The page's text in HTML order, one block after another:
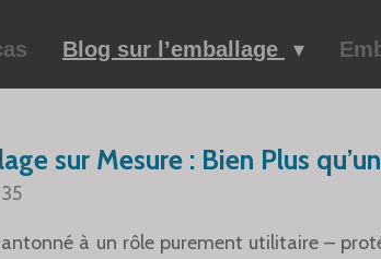
Blog sur l’emballage
sur Mesure : Bien Plus
à un rôle purement utilitaire –